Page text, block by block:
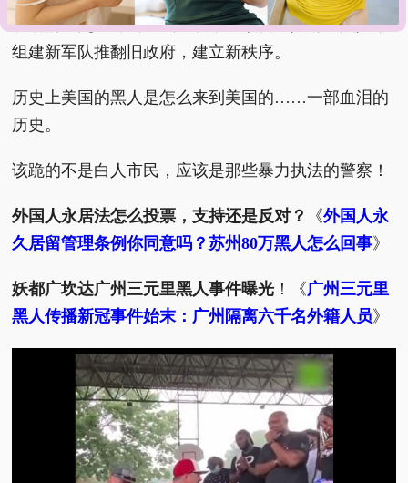
以后的历史也许会这么记载，一族新白人请愿黑人，
组建新军队推翻旧政府，建立新秩序。
历史上美国的黑人是怎么来到美国的……一部血泪的
历史。
该跪的不是白人市民，应该是那些暴力执法的警察！
外国人永居法怎么投票，支持还是反对？ 《外国人永
久居留管理条例你同意吗？苏州80万黑人怎么回事》
妖都广坎达广州三元里黑人事件曝光 ！《广州三元里
黑人传播新冠事件始末：广州隔离六千名外籍人员》